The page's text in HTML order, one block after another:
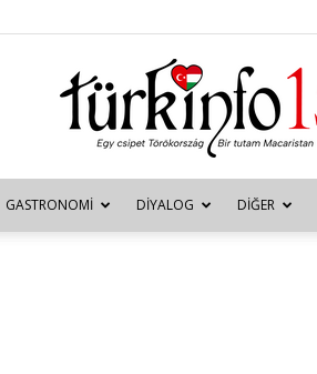
Türkinfo
GASTRONOMI DIYALOG DIĞER